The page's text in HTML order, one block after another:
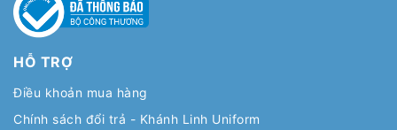
HỖ TRỢ
Điều khoản mua hàng
Chính sách đổi trả - Khánh Linh Uniform